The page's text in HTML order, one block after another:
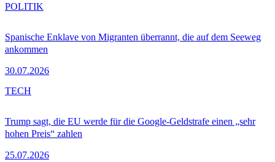
Spanische Enklave von Migranten überrannt, die auf dem Seeweg
ankommen
30.07.2026
POLITIK
Trump sagt, die EU werde für die Google-Geldstrafe einen „sehr
hohen Preis“ zahlen
25.07.2026
TECH